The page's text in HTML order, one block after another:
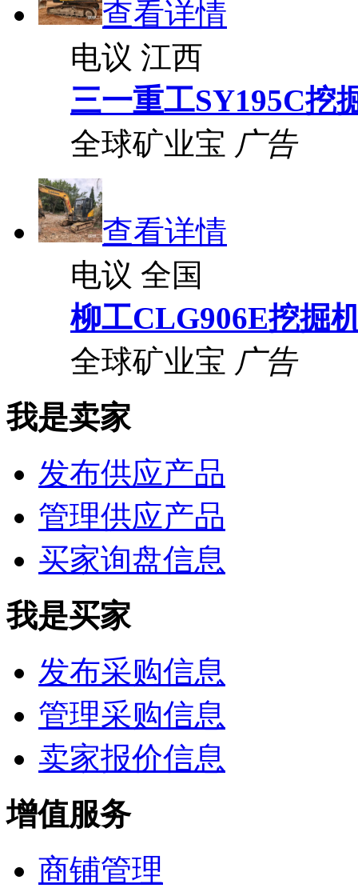
查看详情
电议 江西
三一重工SY195C挖
全球矿业宝 广告
查看详情
电议 全国
柳工CLG906E挖掘
全球矿业宝 广告
我是卖家
发布供应产品
管理供应产品
买家询盘信息
我是买家
发布采购信息
管理采购信息
卖家报价信息
增值服务
商铺管理